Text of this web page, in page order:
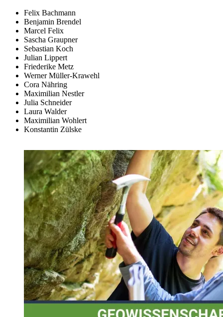
Felix Bachmann
Benjamin Brendel
Marcel Felix
Sascha Graupner
Sebastian Koch
Julian Lippert
Friederike Metz
Werner Müller-Krawehl
Cora Nähring
Maximilian Nestler
Julia Schneider
Laura Walder
Maximilian Wohlert
Konstantin Zülske